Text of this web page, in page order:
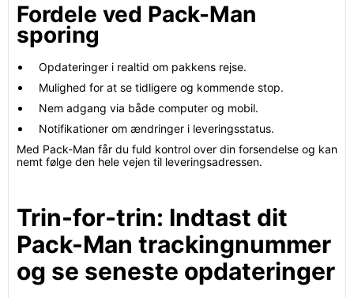
Fordele ved Pack-Man
sporing
Opdateringer i realtid om pakkens rejse.
Mulighed for at se tidligere og kommende stop.
Nem adgang via både computer og mobil.
Notifikationer om ændringer i leveringsstatus.
Med Pack-Man får du fuld kontrol over din forsendelse og kan
nemt følge den hele vejen til leveringsadressen.
Trin-for-trin: Indtast dit
Pack-Man trackingnummer
og se seneste opdateringer